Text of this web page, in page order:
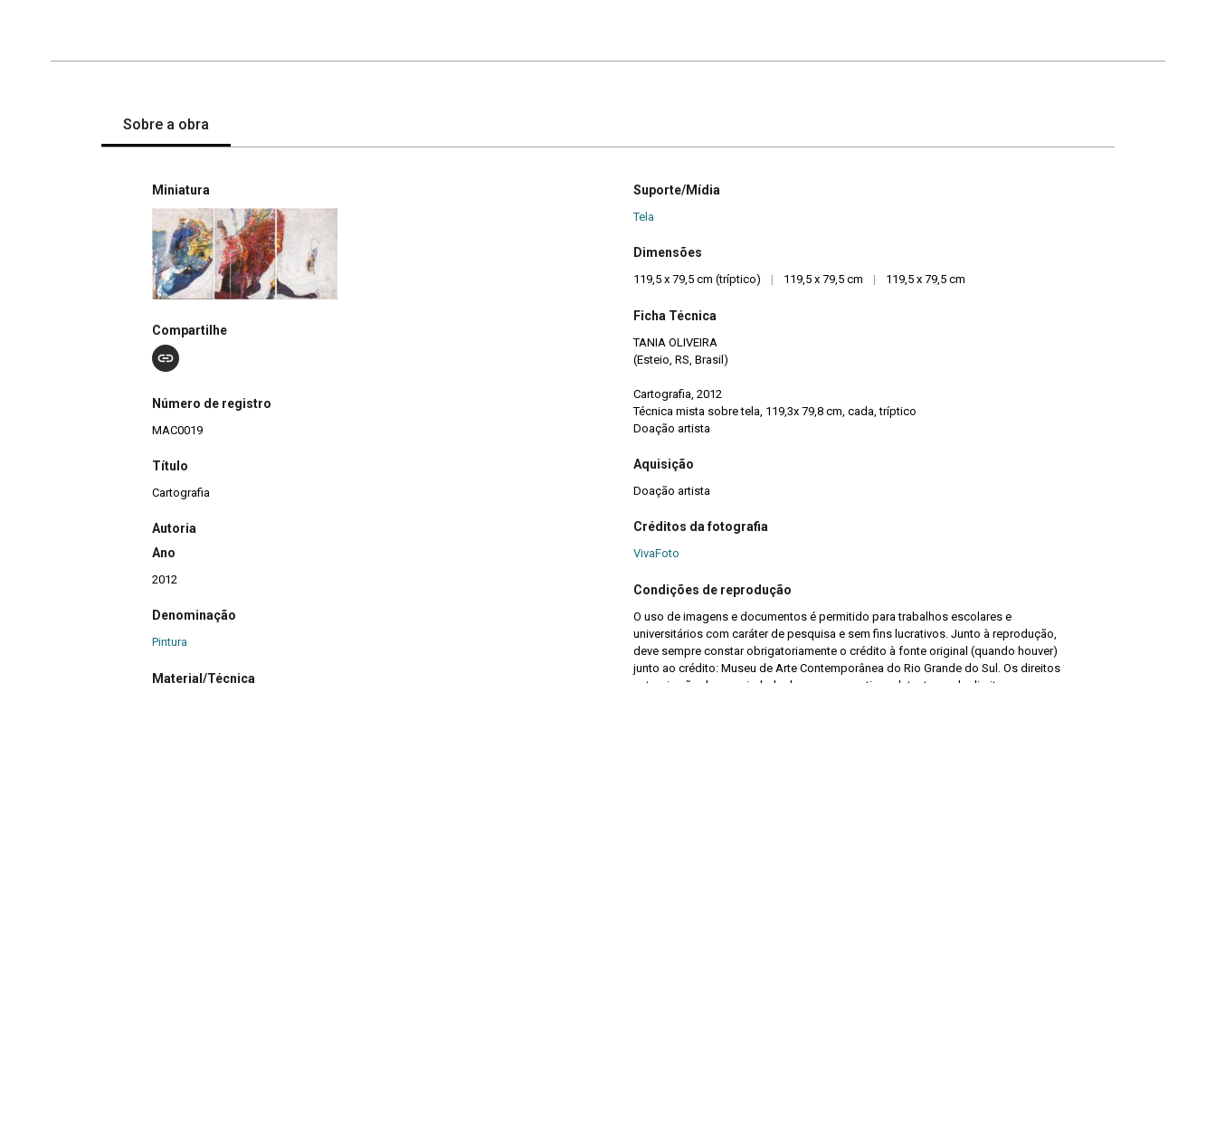
Sobre a obra
Miniatura
Compartilhe
Número de registro
MAC0019
Título
Cartografia
Autoria
Ano
2012
Denominação
Pintura
Material/Técnica
Suporte/Mídia
Tela
Dimensões
119,5 x 79,5 cm (tríptico) | 119,5 x 79,5 cm | 119,5 x 79,5 cm
Ficha Técnica
TANIA OLIVEIRA
(Esteio, RS, Brasil)
Cartografia, 2012
Técnica mista sobre tela, 119,3x 79,8 cm, cada, tríptico
Doação artista
Aquisição
Doação artista
Créditos da fotografia
VivaFoto
Condições de reprodução
O uso de imagens e documentos é permitido para trabalhos escolares e
universitários com caráter de pesquisa e sem fins lucrativos. Junto à reprodução,
deve sempre constar obrigatoriamente o crédito à fonte original (quando houver)
junto ao crédito: Museu de Arte Contemporânea do Rio Grande do Sul. Os direitos
autorais são de propriedade de seus respectivos detentores de direitos,